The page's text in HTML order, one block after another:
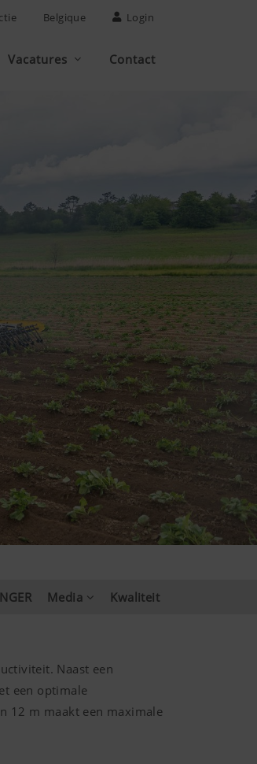
Belgique Login
Vacatures Contact
Media Kwaliteit
Naast een
een optimale
12 m maakt een maximale